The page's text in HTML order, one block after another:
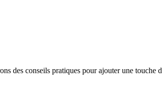
des conseils pratiques pour ajouter une touche